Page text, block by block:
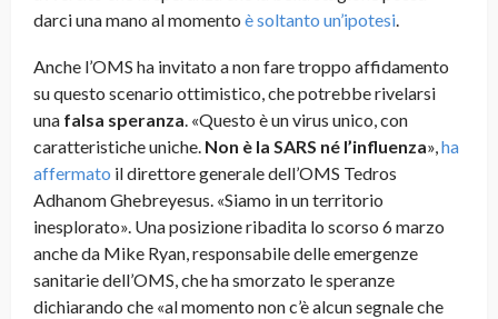
darci una mano al momento è soltanto un’ipotesi.
Anche l’OMS ha invitato a non fare troppo affidamento
su questo scenario ottimistico, che potrebbe rivelarsi
una falsa speranza. «Questo è un virus unico, con
caratteristiche uniche. Non è la SARS né l’influenza»,ha
affermato il direttore generale dell’OMS Tedros
Adhanom Ghebreyesus. «Siamo in un territorio
inesplorato». Una posizione ribadita lo scorso 6 marzo
anche da Mike Ryan, responsabile delle emergenze
sanitarie dell’OMS, che ha smorzato le speranze
dichiarando che «al momento non c’è alcun segnale che